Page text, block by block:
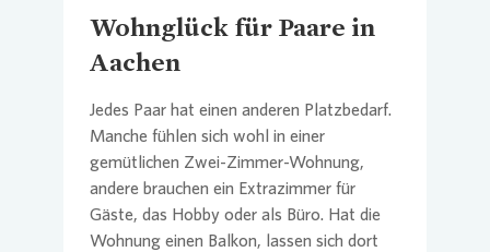
Wohnglück für Paare in
Aachen
Jedes Paar hat einen anderen Platzbedarf.
Manche fühlen sich wohl in einer
gemütlichen Zwei-Zimmer-Wohnung,
andere brauchen ein Extrazimmer für
Gäste, das Hobby oder als Büro. Hat die
Wohnung einen Balkon, lassen sich dort